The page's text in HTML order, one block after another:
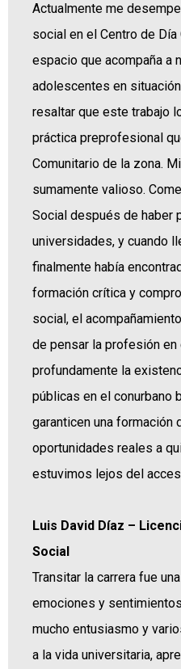
Actualmente me
social en el Centro de Día
espacio que acompaña a
adolescentes en
resaltar que este trabajo
práctica preprofesional
Comunitario de la zona.
sumamente valioso.
Social después de haber
universidades, y cuando
finalmente había
formación crítica y
social, el
de pensar la profesión
profundamente la
públicas en el conurbano
garanticen una formación
oportunidades reales a
estuvimos lejos del
Luis David Díaz –
Social
Transitar la carrera fue
emociones y
mucho entusiasmo y
a la vida universitaria,